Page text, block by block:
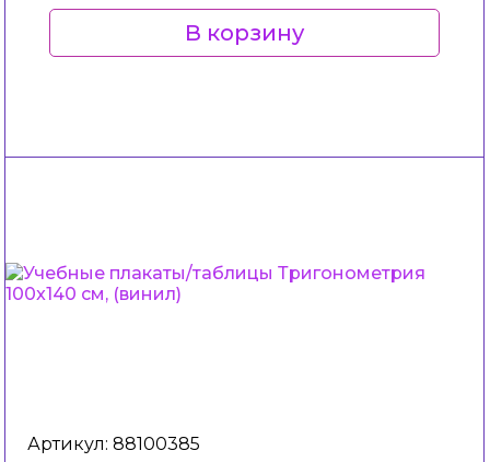
В корзину
Артикул: 88100385